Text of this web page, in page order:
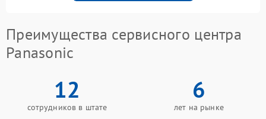
Преимущества сервисного центра
Panasonic
12
сотрудников в штате
6
лет на рынке